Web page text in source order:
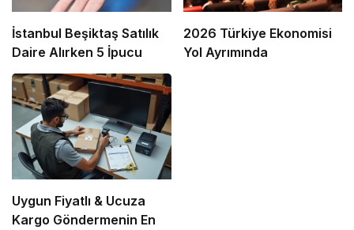
İstanbul Beşiktaş Satılık
Daire Alırken 5 İpucu
2026 Türkiye Ekonomisi
Yol Ayrımında
Uygun Fiyatlı & Ucuza
Kargo Göndermenin En